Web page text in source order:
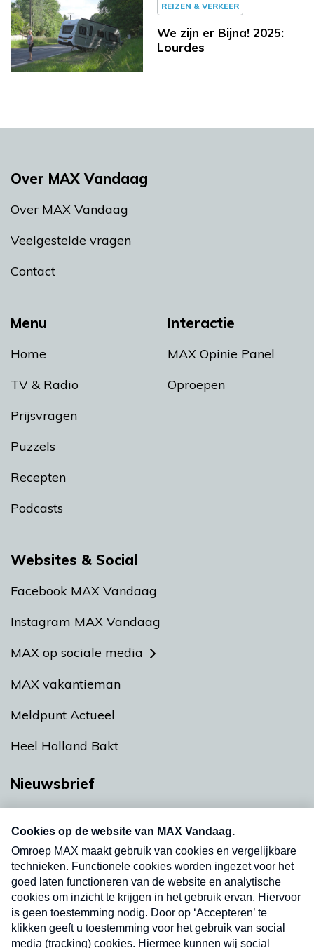
REIZEN & VERKEER
We zijn er Bijna! 2025:
Lourdes
Menu
Home
TV & Radio
Prijsvragen
Puzzels
Recepten
Podcasts
Interactie
MAX Opinie Panel
Oproepen
Over MAX Vandaag
Over MAX Vandaag
Veelgestelde vragen
Contact
Websites & Social
Facebook MAX Vandaag
Instagram MAX Vandaag
MAX op sociale media
MAX vakantieman
Meldpunt Actueel
Heel Holland Bakt
Nieuwsbrief
nieuwsbrief. Elke vrijdag- en dinsdagochtend in
uw mailbox.
Verzend